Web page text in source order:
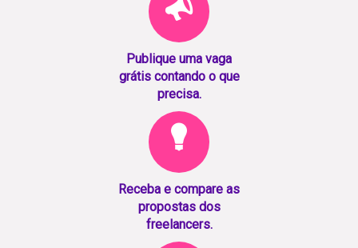
Publique uma vaga
grátis contando o que
precisa.
Receba e compare as
propostas dos
freelancers.